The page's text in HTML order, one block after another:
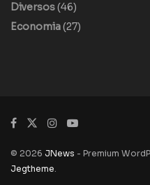
Diversos(46)
Economia(27)
© 2026 JNews - Premium
Jegtheme.